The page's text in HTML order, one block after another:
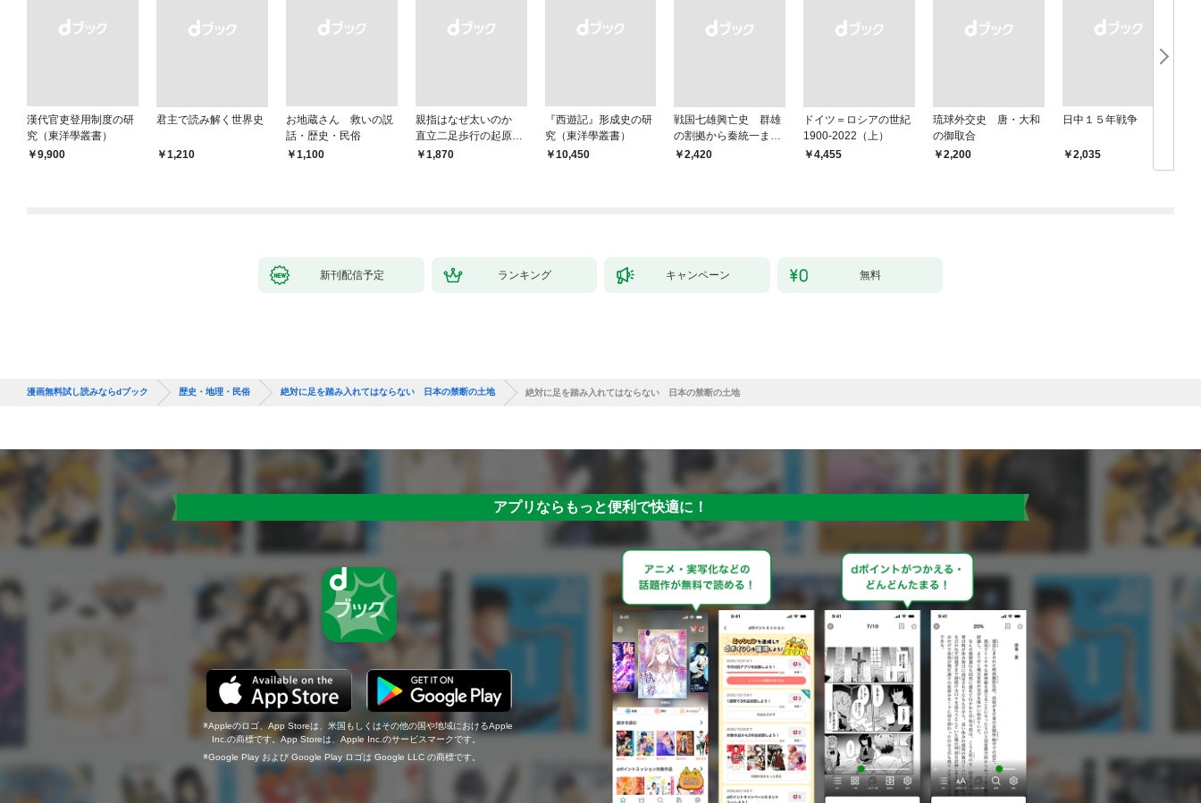
漢代官吏登用制度の研
究（東洋學叢書）
￥9,900
君主で読み解く世界史
￥1,210
お地蔵さん 救いの説
話・歴史・民俗
￥1,100
親指はなぜ太いのか
直立二足歩行の起原に
迫る
￥1,870
『西遊記』形成史の研
究（東洋學叢書）
￥10,450
戦国七雄興亡史 群雄
の割拠から秦統一まで
の道程
￥2,420
ドイツ＝ロシアの世紀
1900-2022（上）
￥4,455
琉球外交史 唐・大和
の御取合
￥2,200
日中１５年戦争
￥2,035
新刊配信予定 ランキング キャンペーン 無料
漫画無料試し読みならdブック 歴史・地理・民俗 絶対に足を踏み入れてはならない 日本の禁断の土地 絶対に足を踏み入れてはならない 日本の禁断の土地
アプリならもっと便利で快適に！
Appleのロゴ、App Storeは、米国もしくはその他の国や地域におけるApple
Inc.の商標です。App Storeは、Apple Inc.のサービスマークです。
Google Play および Google Play ロゴは Google LLC の商標です。